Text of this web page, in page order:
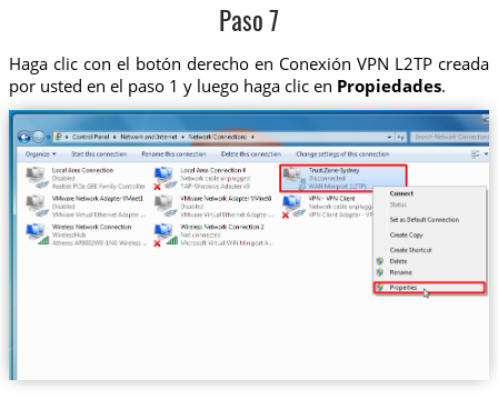
Paso 7
Haga clic con el botón derecho en Conexión VPN L2TP creada
por usted en el paso 1 y luego haga clic en Propiedades.